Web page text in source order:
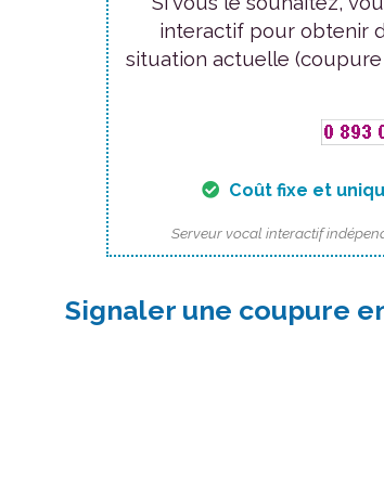
interactif pour obtenir
situation actuelle
Coût fixe et
Serveur vocal interactif
Signaler une coupure